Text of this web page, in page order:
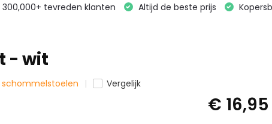
300,000+ tevreden klanten Altijd de beste prijs
- wit
schommelstoelen Vergelijk
€ 16,95